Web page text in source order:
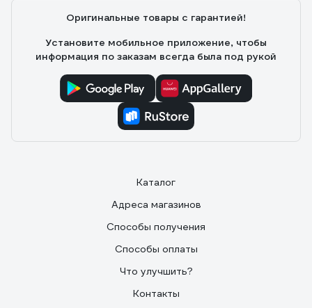
Оригинальные товары с гарантией!
Установите мобильное приложение, чтобы
информация по заказам всегда была под рукой
Каталог
Адреса магазинов
Способы получения
Способы оплаты
Что улучшить?
Контакты